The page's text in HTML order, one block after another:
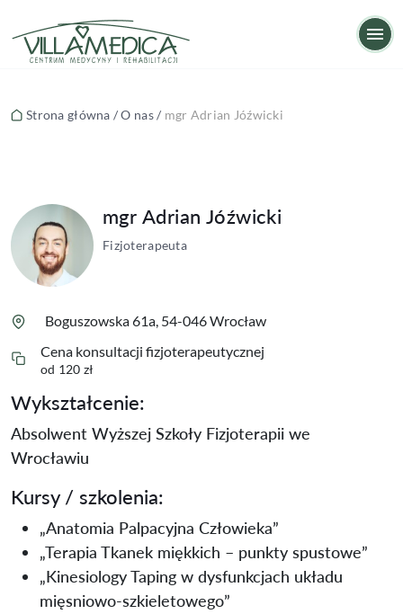
mgr Adrian Jóźwicki
Strona główna /O nas/ mgr Adrian Jóźwicki
mgr Adrian Jóźwicki
Fizjoterapeuta
Boguszowska 61a, 54-046 Wrocław
Cena konsultacji fizjoterapeutycznej
od 120 zł
Wykształcenie:
Absolwent Wyższej Szkoły Fizjoterapii we
Wrocławiu
Kursy / szkolenia:
„Anatomia Palpacyjna Człowieka”
„Terapia Tkanek miękkich – punkty spustowe”
„Kinesiology Taping w dysfunkcjach układu
mięsniowo-szkieletowego”